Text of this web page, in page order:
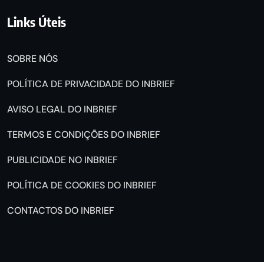
Links Úteis
SOBRE NÓS
POLÍTICA DE PRIVACIDADE DO INBRIEF
AVISO LEGAL DO INBRIEF
TERMOS E CONDIÇÕES DO INBRIEF
PUBLICIDADE NO INBRIEF
POLÍTICA DE COOKIES DO INBRIEF
CONTACTOS DO INBRIEF